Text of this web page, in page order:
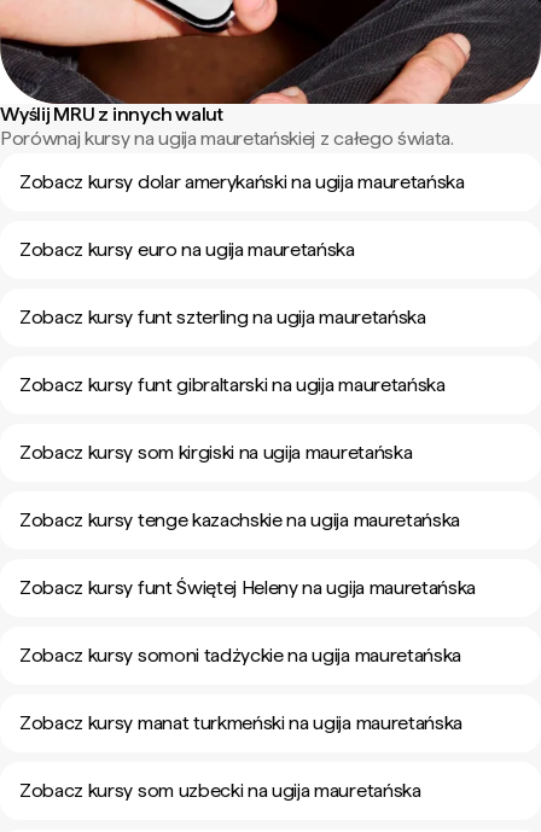
Wyślij MRU z innych walut
Porównaj kursy na ugija mauretańskiej z całego świata.
Zobacz kursy dolar amerykański na ugija mauretańska
Zobacz kursy euro na ugija mauretańska
Zobacz kursy funt szterling na ugija mauretańska
Zobacz kursy funt gibraltarski na ugija mauretańska
Zobacz kursy som kirgiski na ugija mauretańska
Zobacz kursy tenge kazachskie na ugija mauretańska
Zobacz kursy funt Świętej Heleny na ugija mauretańska
Zobacz kursy somoni tadżyckie na ugija mauretańska
Zobacz kursy manat turkmeński na ugija mauretańska
Zobacz kursy som uzbecki na ugija mauretańska